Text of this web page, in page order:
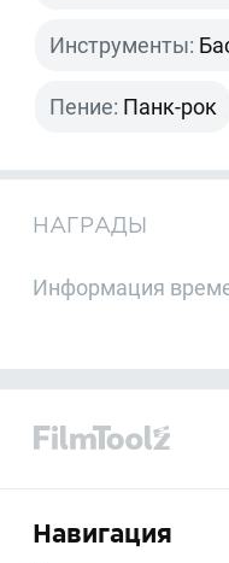
Инструменты:
Пение: Панк-рок
НАГРАДЫ
Информация
Навигация